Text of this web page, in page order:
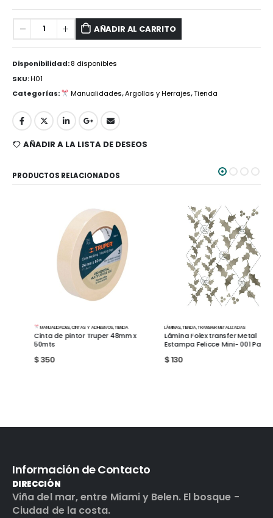
AÑADIR AL CARRITO
Disponibilidad:8 disponibles
SKU:H01
Categorías:
Manualidades,Argollas y Herrajes,Tienda
AÑADIR A LA LISTA DE DESEOS
PRODUCTOS RELACIONADOS
MANUALIDADES,CINTAS Y ADHESIVOS,TIENDA
Cinta de pintor Truper 48mm x
TIENDA,TRANSFER METALIZADAS
Lámina Folex transfer Metal
Estampa Felicce Mini- 001 Pateado
Información de Contacto
DIRECCIÓN
Viña del mar, entre Miami y Belen. El bosque -
Ciudad de la costa.